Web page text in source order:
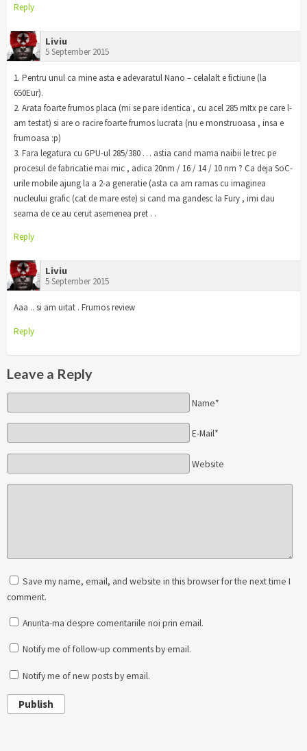
Reply
Liviu
5 September 2015
1. Pentru unul ca mine asta e adevaratul Nano – celalalt e fictiune (la
650Eur).
2. Arata foarte frumos placa (mi se pare identica , cu acel 285 mItx pe care l-
am testat) si are o racire foarte frumos lucrata (nu e monstruoasa , insa e
frumoasa :p)
3. Fara legatura cu GPU-ul 285/380 … astia cand mama naibii le trec pe
procesul de fabricatie mai mic , adica 20nm / 16 / 14 / 10 nm ? Ca deja SoC-
urile mobile ajung la a 2-a generatie (asta ca am ramas cu imaginea
nucleului grafic (cat de mare este) si cand ma gandesc la Fury , imi dau
seama de ce au cerut asemenea pret . .
Reply
Liviu
5 September 2015
Aaa .. si am uitat . Frumos review
Reply
Leave a Reply
Name*
E-Mail*
Website
Save my name, email, and website in this browser for the next time I
comment.
Anunta-ma despre comentariile noi prin email.
Notify me of follow-up comments by email.
Notify me of new posts by email.
Publish